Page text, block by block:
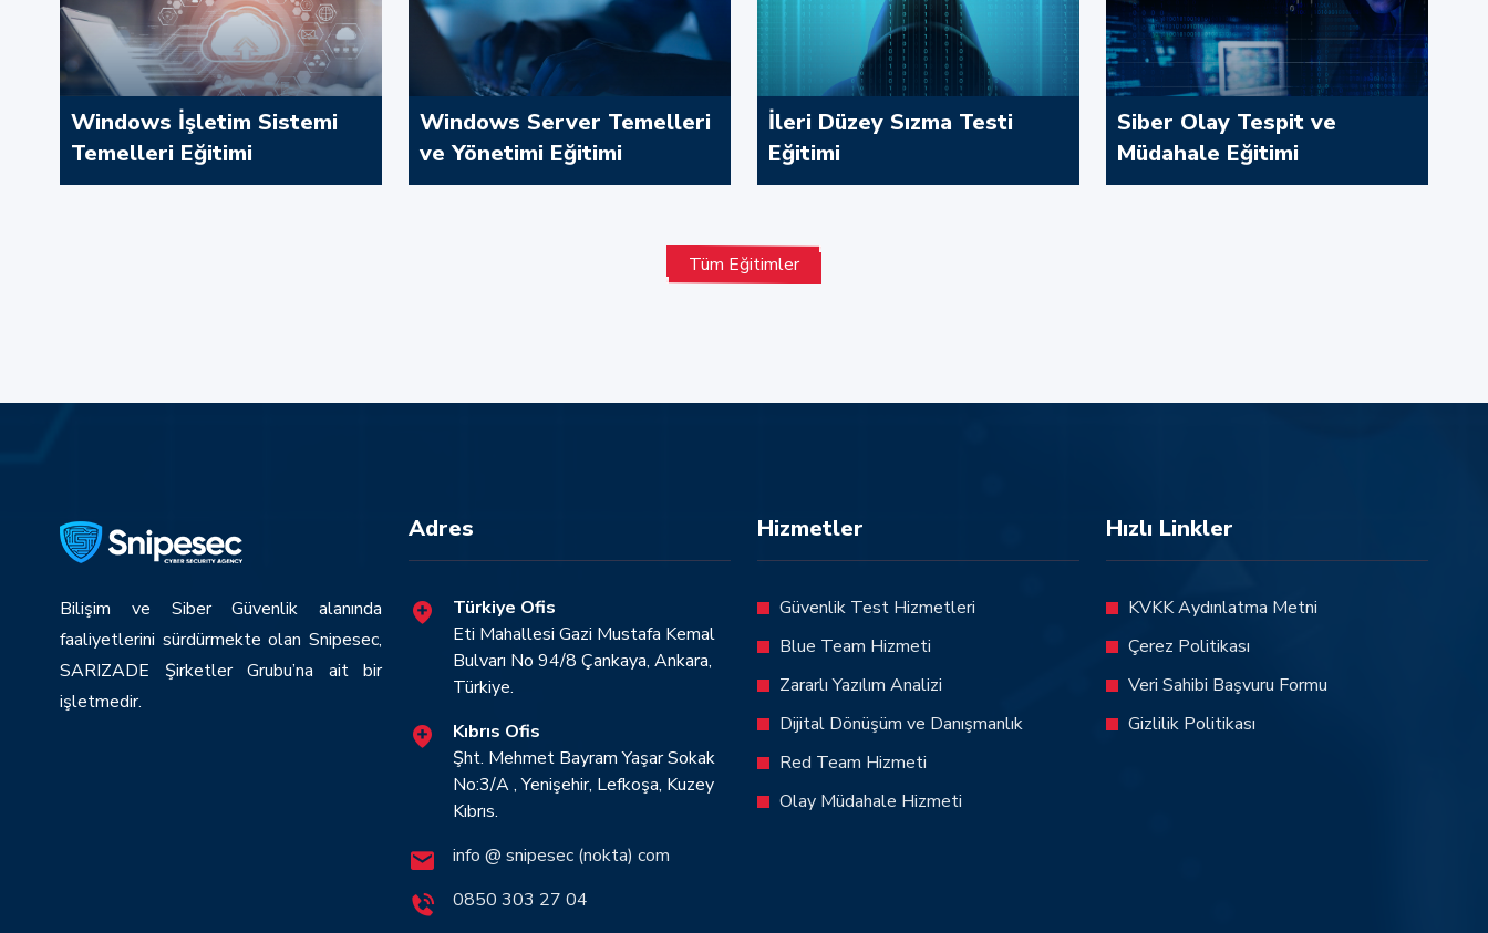
Windows İşletim Sistemi
Temelleri Eğitimi
Windows Server Temelleri
ve Yönetimi Eğitimi
İleri Düzey Sızma Testi
Eğitimi
Siber Olay Tespit ve
Müdahale Eğitimi
Tüm Eğitimler
Bilişim ve Siber Güvenlik alanında
faaliyetlerini sürdürmekte olan Snipesec,
SARIZADE Şirketler Grubu’na ait bir
işletmedir.
Adres
Türkiye Ofis
Eti Mahallesi Gazi Mustafa Kemal
Bulvarı No 94/8 Çankaya, Ankara,
Türkiye.
Kıbrıs Ofis
Şht. Mehmet Bayram Yaşar Sokak
No:3/A , Yenişehir, Lefkoşa, Kuzey
Kıbrıs.
info @ snipesec (nokta) com
0850 303 27 04
Hizmetler
Güvenlik Test Hizmetleri
Blue Team Hizmeti
Zararlı Yazılım Analizi
Dijital Dönüşüm ve Danışmanlık
Red Team Hizmeti
Olay Müdahale Hizmeti
Hızlı Linkler
KVKK Aydınlatma Metni
Çerez Politikası
Veri Sahibi Başvuru Formu
Gizlilik Politikası